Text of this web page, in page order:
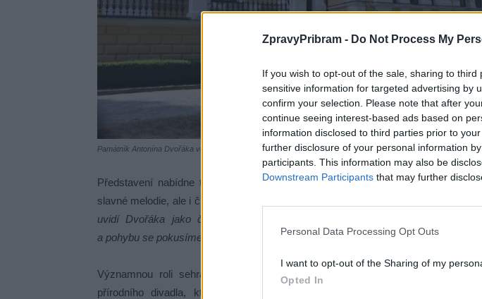
ZpravyPribram - Do Not Process My
If you wish to opt-out of the sale, sharing to
sensitive information for targeted advertising by
confirm your selection. Please note that after
continue seeing interest-based ads based on
information disclosed to third parties prior to
further disclosure of your personal information
participants. This information may also be
Downstream Participants that may further
Personal Data Processing Opt Outs
I want to opt-out of the Sharing of my
Opted In
Památník Antonína Dvořáka ve Vysoké u Příbramě.
Představení nabídne také netradiční pohled na samotného skladatele. Tvůrci
slavné melodie, ale i člověka, který za nimi stál.
uvidí Dvořáka jako člověka, který prožíval radosti, starosti i tvůrčí zápasy.
a pohybu se pokusíme přiblížit jeho vnitřní svět,“doplňuje Poláček.
Významnou roli sehrají také samotné kulisy zámeckého parku na Vysoké.
přírodního divadla, které se stane přirozenou součástí scény a pomůže